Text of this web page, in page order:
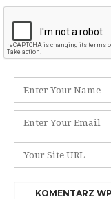
Nazwa
*
Adres
e-
*
Witryna
internetowa